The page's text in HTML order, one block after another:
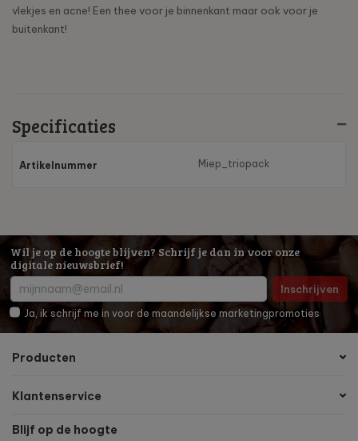
vlekjes en acne! Een thee voor je binnenkant maar ook voor je
buitenkant!
Specificaties
Artikelnummer Miep_triopack
Wil je op de hoogte blijven? Schrijf je dan in voor onze
digitale nieuwsbrief!
Inschrijven
Ja, ik schrijf me in voor de maandelijkse marketingpromoties
Producten
Klantenservice
Blijf op de hoogte